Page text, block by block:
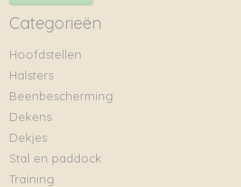
Categorieën
Hoofdstellen
Halsters
Beenbescherming
Dekens
Dekjes
Stal en paddock
Training